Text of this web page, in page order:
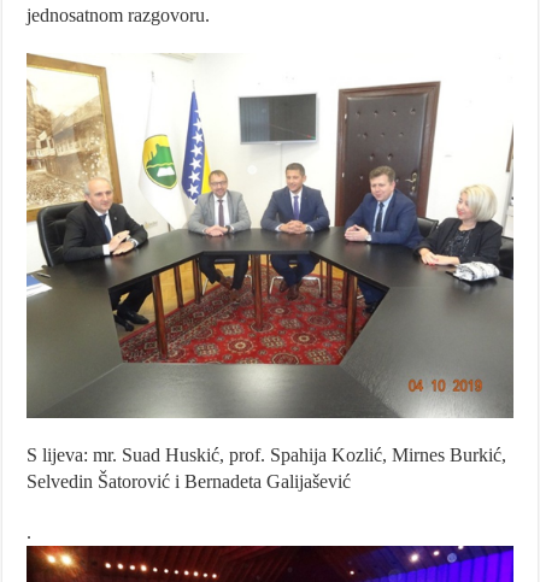
jednosatnom razgovoru.
S lijeva: mr. Suad Huskić, prof. Spahija Kozlić, Mirnes Burkić,
Selvedin Šatorović i Bernadeta Galijašević
.